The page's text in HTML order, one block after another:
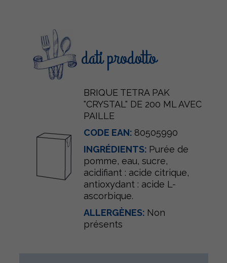
dati prodotto
BRIQUE TETRA PAK
"CRYSTAL" DE 200 ML AVEC
PAILLE
CODE EAN: 80505990
INGRÉDIENTS: Purée de
pomme, eau, sucre,
acidifiant : acide citrique,
antioxydant : acide L-
ascorbique.
ALLERGÈNES: Non
présents